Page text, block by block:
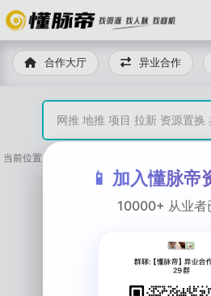
合作大厅 异业合作
当前位置：
📱 加入懂脉帝
10000+ 从业者